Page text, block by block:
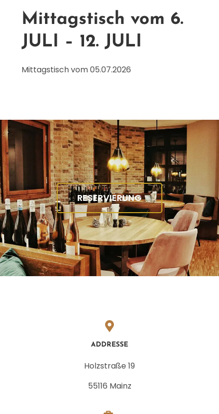
Mittagstisch vom 6.
JULI – 12. JULI
Mittagstisch vom 05.07.2026
RESERVIERUNG
ADDRESSE
Holzstraße 19
55116 Mainz